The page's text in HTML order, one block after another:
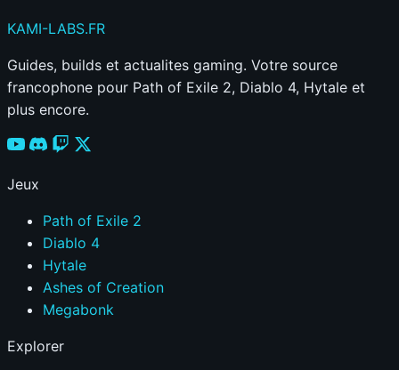
KAMI-LABS.FR
Guides, builds et actualites gaming. Votre source
francophone pour Path of Exile 2, Diablo 4, Hytale et
plus encore.
Jeux
Path of Exile 2
Diablo 4
Hytale
Ashes of Creation
Megabonk
Explorer